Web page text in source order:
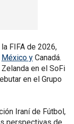
FIFA de 2026,
México y Canadá.
en el SoFi
en el Grupo
Iraní de Fútbol,